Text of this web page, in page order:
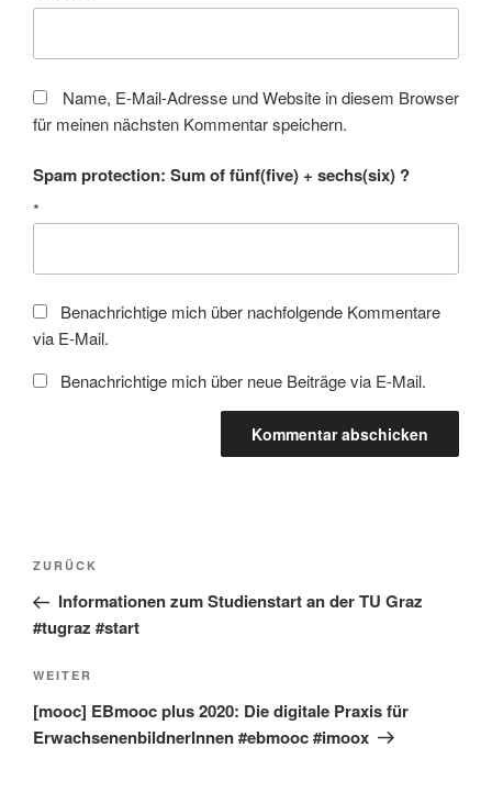
Name, E-Mail-Adresse und Website in diesem Browser
für meinen nächsten Kommentar speichern.
Spam protection: Sum of fünf(five) + sechs(six) ?
*
Benachrichtige mich über nachfolgende Kommentare
via E-Mail.
Benachrichtige mich über neue Beiträge via E-Mail.
Beitragsnavigation
Vorheriger
Beitrag
ZURÜCK
Informationen zum Studienstart an der TU Graz
#tugraz #start
Nächster
Beitrag
WEITER
[mooc] EBmooc plus 2020: Die digitale Praxis für
ErwachsenenbildnerInnen #ebmooc #imoox